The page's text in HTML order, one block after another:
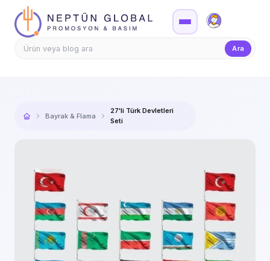
Firma Girişi
Ara
Bayrak & Flama
27'li Türk Devletleri
Seti